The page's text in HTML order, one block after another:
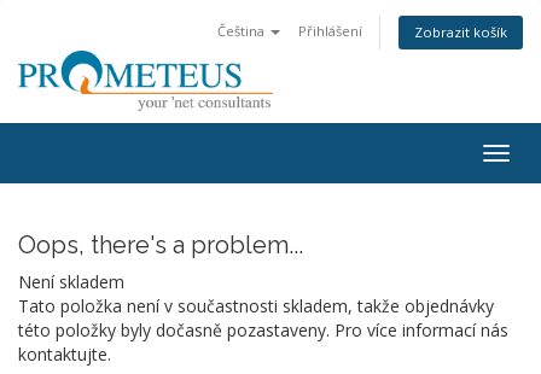
Čeština Přihlášení Zobrazit košík
Oops, there's a problem...
Není skladem
Tato položka není v součastnosti skladem, takže objednávky
této položky byly dočasně pozastaveny. Pro více informací nás
kontaktujte.